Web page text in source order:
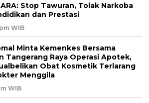
Stop Tawuran, Tolak Narkoba
dan Prestasi
WIB
Minta Kemenkes Bersama
Tangerang Raya Operasi Apotek,
Obat Kosmetik Terlarang
Menggila
WIB